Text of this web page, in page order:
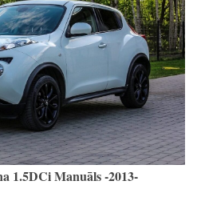
1.5DCi Manuāls -2013-